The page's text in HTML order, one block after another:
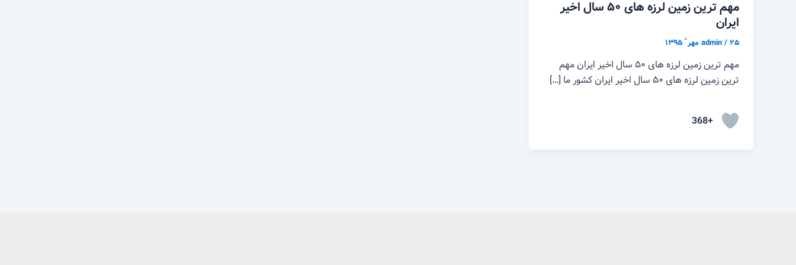
مهم ترین زمین لرزه های ۵۰ سال اخیر
ایران
admin/۲۵ مهر ّ ۱۳۹۵
مهم ترین زمین لرزه های ۵۰ سال اخیر ایران مهم
ترین زمین لرزه های ۵۰ سال اخیر ایران کشور ما […]
+368